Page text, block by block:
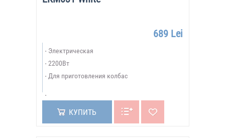
689 Lei
Электрическая
2200Вт
Для приготовления колбас
КУПИТЬ